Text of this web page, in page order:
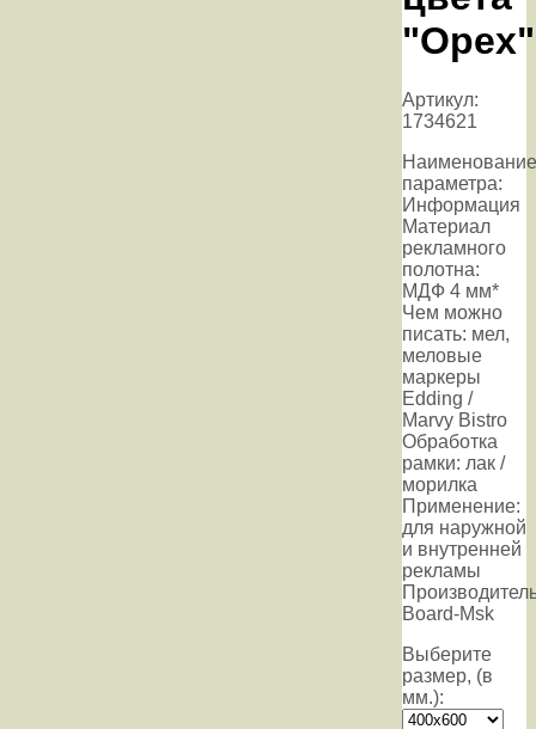
"Орех"
Артикул:
1734621
Наименование
параметра:
Информация
Материал
рекламного
полотна:
МДФ 4 мм*
Чем можно
писать: мел,
меловые
маркеры
Edding /
Marvy Bistro
Обработка
рамки: лак /
морилка
Применение:
для наружной
и внутренней
рекламы
Board-Msk
Выберите
размер, (в
мм.):